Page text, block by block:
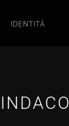
IDENTITÀ
INDACO